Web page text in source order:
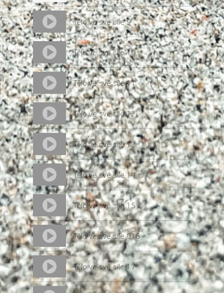
Tělo ve své síle 9
Tělo ve své síle 10
Tělo ve své síle 11
Tělo ve své síle 12
Tělo ve své síle 13
Tělo ve své síle 14
Tělo ve své síle 15
Tělo ve své síle 016
Tělo ve své síle 17